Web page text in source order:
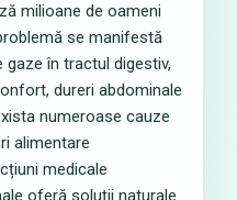
milioane de oameni
se manifestă
gaze în tractul digestiv,
dureri abdominale
numeroase cauze
alimentare
medicale
oferă soluții naturale